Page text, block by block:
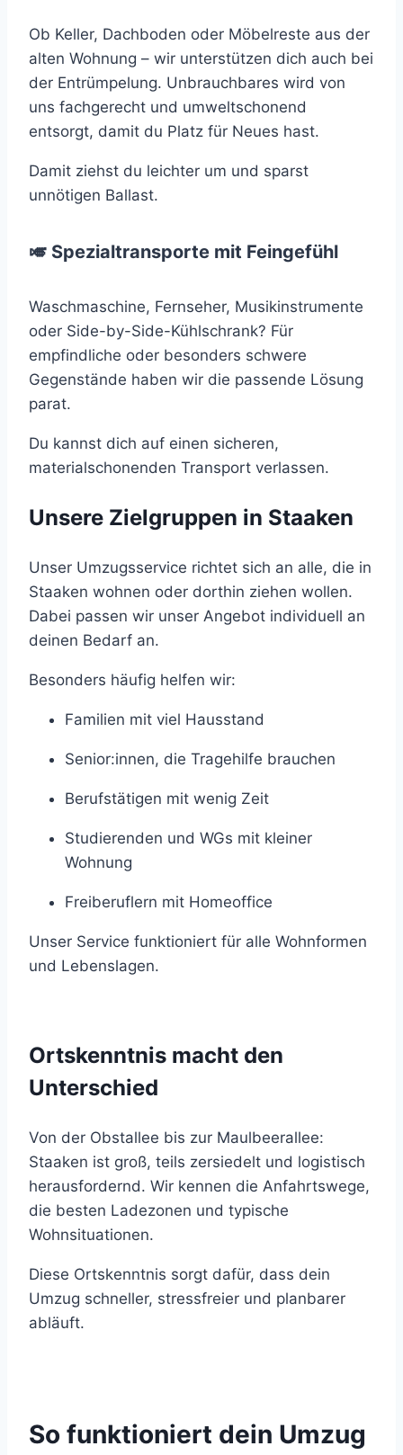
Ob Keller, Dachboden oder Möbelreste aus der
alten Wohnung – wir unterstützen dich auch bei
der Entrümpelung. Unbrauchbares wird von
uns fachgerecht und umweltschonend
entsorgt, damit du Platz für Neues hast.
Damit ziehst du leichter um und sparst
unnötigen Ballast.
🎺 Spezialtransporte mit Feingefühl
Waschmaschine, Fernseher, Musikinstrumente
oder Side-by-Side-Kühlschrank? Für
empfindliche oder besonders schwere
Gegenstände haben wir die passende Lösung
parat.
Du kannst dich auf einen sicheren,
materialschonenden Transport verlassen.
Unsere Zielgruppen in Staaken
Unser Umzugsservice richtet sich an alle, die in
Staaken wohnen oder dorthin ziehen wollen.
Dabei passen wir unser Angebot individuell an
deinen Bedarf an.
Besonders häufig helfen wir:
Familien mit viel Hausstand
Senior:innen, die Tragehilfe brauchen
Berufstätigen mit wenig Zeit
Studierenden und WGs mit kleiner
Wohnung
Freiberuflern mit Homeoffice
Unser Service funktioniert für alle Wohnformen
und Lebenslagen.
Ortskenntnis macht den
Unterschied
Von der Obstallee bis zur Maulbeerallee:
Staaken ist groß, teils zersiedelt und logistisch
herausfordernd. Wir kennen die Anfahrtswege,
die besten Ladezonen und typische
Wohnsituationen.
Diese Ortskenntnis sorgt dafür, dass dein
Umzug schneller, stressfreier und planbarer
abläuft.
So funktioniert dein Umzug